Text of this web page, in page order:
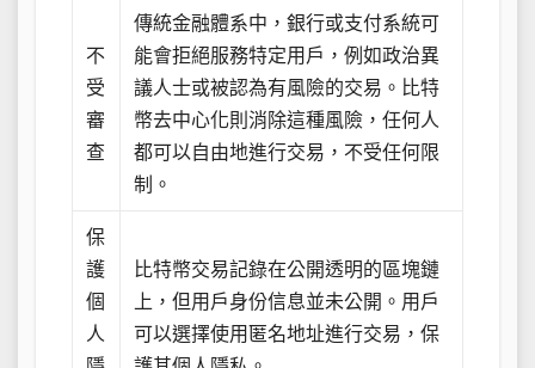
不
受
審
查
傳統金融體系中，銀行或支付系統可
能會拒絕服務特定用戶，例如政治異
議人士或被認為有風險的交易。比特
幣去中心化則消除這種風險，任何人
都可以自由地進行交易，不受任何限
制。
保
護
個
人
比特幣交易記錄在公開透明的區塊鏈
上，但用戶身份信息並未公開。用戶
可以選擇使用匿名地址進行交易，保